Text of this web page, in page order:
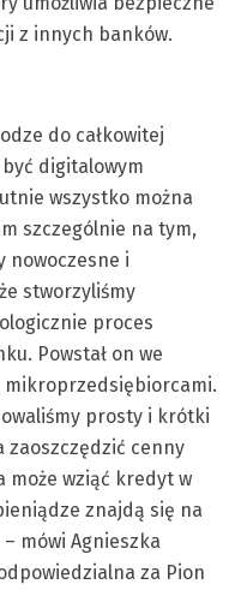
z innych banków.
do całkowitej
digitalowym
wszystko można
szczególnie na tym,
nowoczesne i
stworzyliśmy
proces
Powstał on we
mikroprzedsiębiorcami.
prosty i krótki
zaoszczędzić cenny
może wziąć kredyt w
znajdą się na
mówi Agnieszka
za Pion